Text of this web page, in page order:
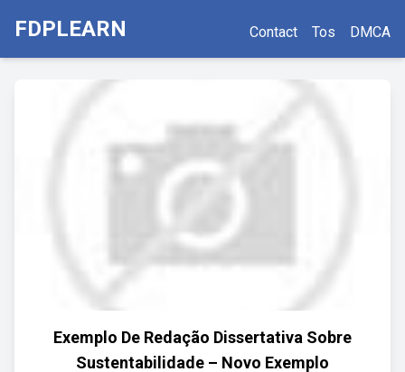
FDPLEARN Contact Tos DMCA
Exemplo De Redação Dissertativa Sobre
Sustentabilidade – Novo Exemplo